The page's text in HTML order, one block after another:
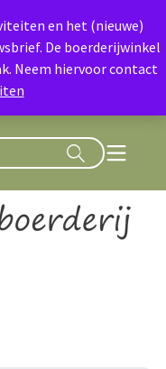
en het (nieuwe)
De boerderijwinkel
Neem hiervoor contact